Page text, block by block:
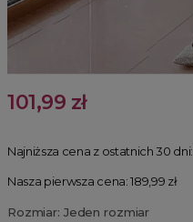
101,99 zł
Najniższa cena z ostatnich 30 dni:
Nasza pierwsza cena: 189,99 zł
Rozmiar: Jeden rozmiar